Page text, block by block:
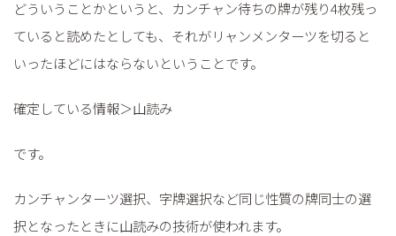
どういうことかというと、カンチャン待ちの牌が残り4枚残っ
ていると読めたとしても、それがリャンメンターツを切ると
いったほどにはならないということです。
確定している情報＞山読み
です。
カンチャンターツ選択、字牌選択など同じ性質の牌同士の選
択となったときに山読みの技術が使われます。